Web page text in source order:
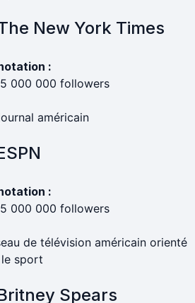
New York Times
:
000 000 followers
américain
:
000 000 followers
de télévision américain orienté
sport
Spears